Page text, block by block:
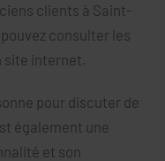
clients à Saint-
consulter les
site internet.
pour discuter de
également une
et son